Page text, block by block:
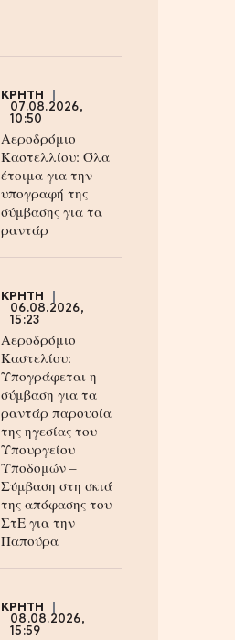
ΚΡΗΤΗ
07.08.2026,
10:50
Αεροδρόμιο
Καστελλίου: Όλα
έτοιμα για την
υπογραφή της
σύμβασης για τα
ραντάρ
ΚΡΗΤΗ
06.08.2026,
15:23
Αεροδρόμιο
Καστελίου:
Υπογράφεται η
σύμβαση για τα
ραντάρ παρουσία
της ηγεσίας του
Υπουργείου
Υποδομών –
Σύμβαση στη σκιά
της απόφασης του
ΣτΕ για την
Παπούρα
ΚΡΗΤΗ
08.08.2026,
15:59